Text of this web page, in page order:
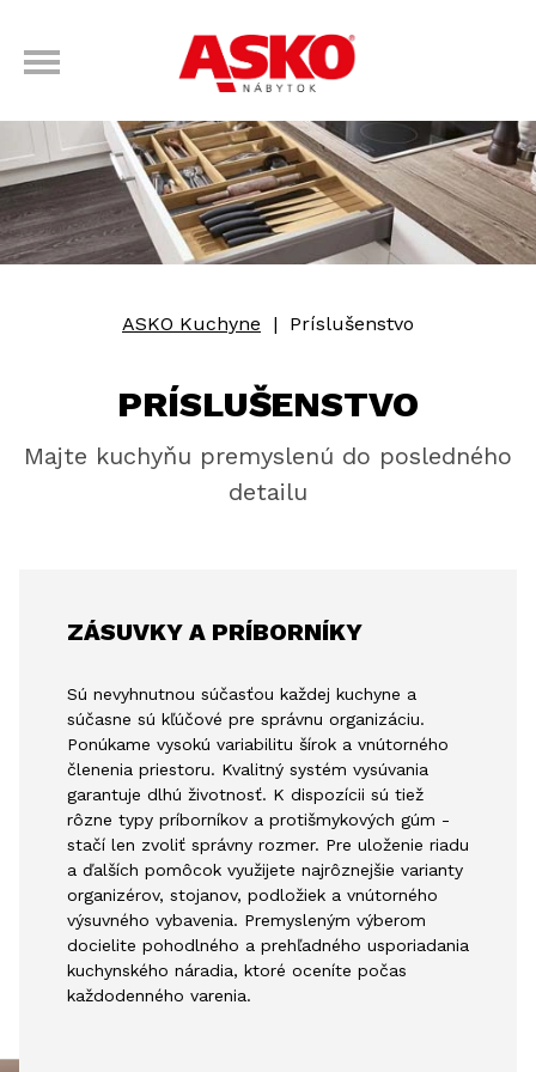
ASKO Kuchyne | Príslušenstvo
PRÍSLUŠENSTVO
Majte kuchyňu premyslenú do posledného
detailu
ZÁSUVKY A PRÍBORNÍKY
Sú nevyhnutnou súčasťou každej kuchyne a
súčasne sú kľúčové pre správnu organizáciu.
Ponúkame vysokú variabilitu šírok a vnútorného
členenia priestoru. Kvalitný systém vysúvania
garantuje dlhú životnosť. K dispozícii sú tiež
rôzne typy príborníkov a protišmykových gúm -
stačí len zvoliť správny rozmer. Pre uloženie riadu
a ďalších pomôcok využijete najrôznejšie varianty
organizérov, stojanov, podložiek a vnútorného
výsuvného vybavenia. Premysleným výberom
docielite pohodlného a prehľadného usporiadania
kuchynského náradia, ktoré oceníte počas
každodenného varenia.